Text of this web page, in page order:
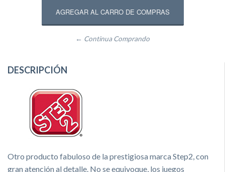
← Continua Comprando
DESCRIPCIÓN
Otro producto fabuloso de la prestigiosa marca Step2, con
gran atención al detalle. No se equivoque, los juegos